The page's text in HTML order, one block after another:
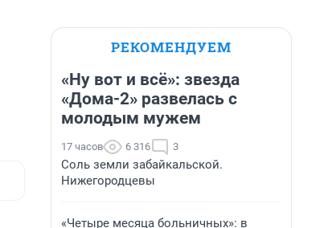
РЕКОМЕНДУЕМ
«Ну вот и всё»: звезда
«Дома-2» развелась с
молодым мужем
17 часов 6 316 3
Соль земли забайкальской.
Нижегородцевы
«Четыре месяца больничных»: в